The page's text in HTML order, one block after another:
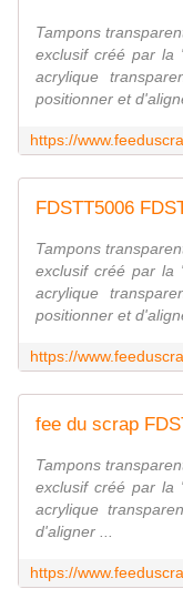
Tampons
exclusif créé par la
acrylique
positionner et
Tampons
exclusif créé par la
acrylique
positionner et
Tampons
exclusif créé par la
acrylique
d'aligner ...